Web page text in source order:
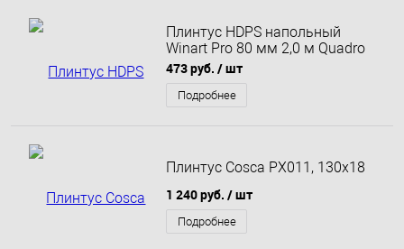
Плинтус HDPS напольный
Winart Pro 80 мм 2,0 м Quadro
Черный Матовый
473 руб. / шт
Подробнее
Плинтус Cosca PX011, 130x18
1 240 руб. / шт
Подробнее